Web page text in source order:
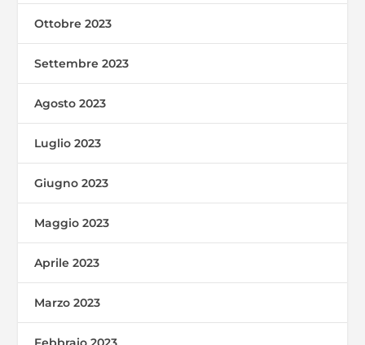
Ottobre 2023
Settembre 2023
Agosto 2023
Luglio 2023
Giugno 2023
Maggio 2023
Aprile 2023
Marzo 2023